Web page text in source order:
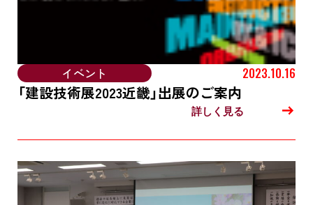
イベント 2023.10.16
「建設技術展2023近畿」出展のご案内
詳しく見る